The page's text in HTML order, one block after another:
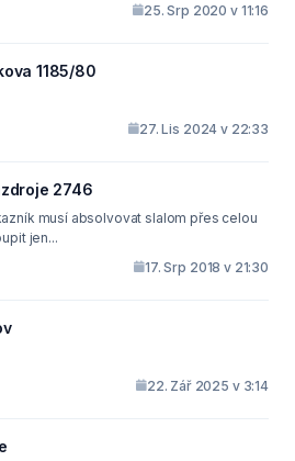
25. Srp 2020 v 11:16
1185/80
27. Lis 2024 v 22:33
2746
musí absolvovat slalom přes celou
jen...
17. Srp 2018 v 21:30
22. Zář 2025 v 3:14